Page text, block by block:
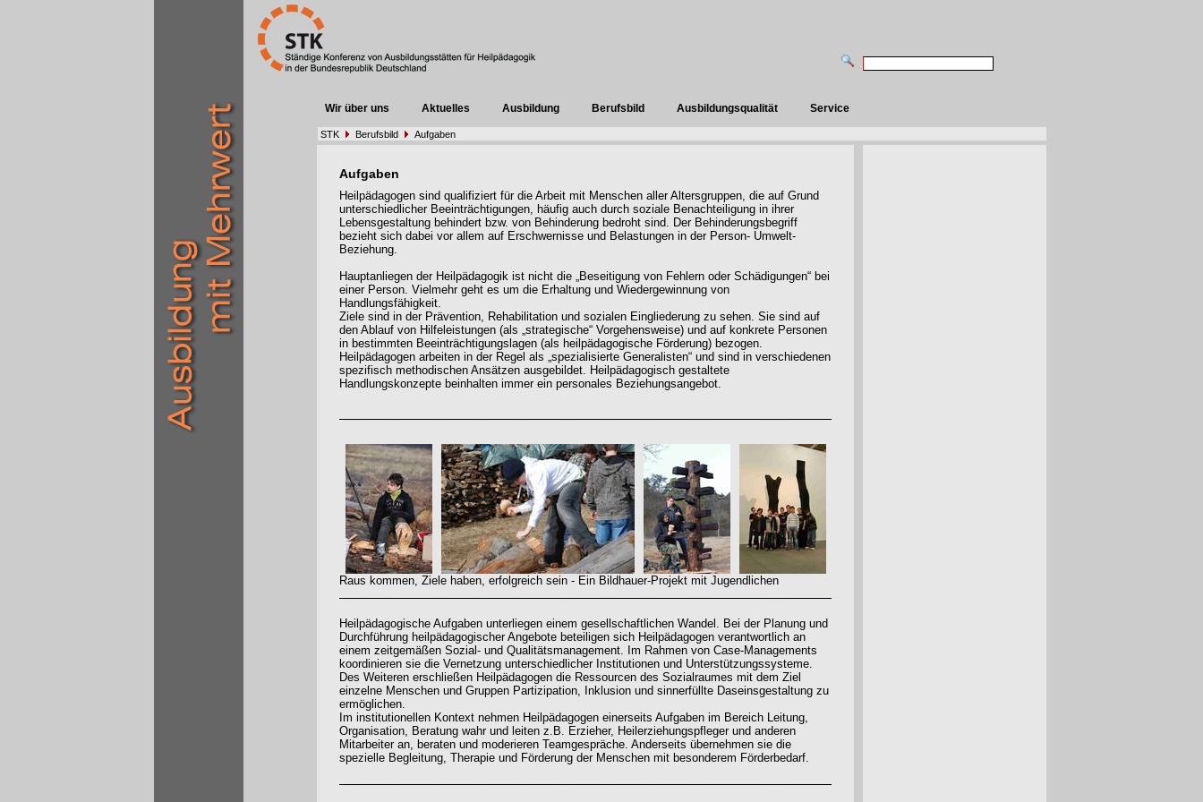
Wir über uns Aktuelles Ausbildung Berufsbild Ausbildungsqualität Service
STK Berufsbild Aufgaben
Aufgaben
Heilpädagogen sind qualifiziert für die Arbeit mit Menschen aller Altersgruppen, die auf Grund
unterschiedlicher Beeinträchtigungen, häufig auch durch soziale Benachteiligung in ihrer
Lebensgestaltung behindert bzw. von Behinderung bedroht sind. Der Behinderungsbegriff
bezieht sich dabei vor allem auf Erschwernisse und Belastungen in der Person- Umwelt-
Beziehung.
Hauptanliegen der Heilpädagogik ist nicht die „Beseitigung von Fehlern oder Schädigungen“ bei
einer Person. Vielmehr geht es um die Erhaltung und Wiedergewinnung von
Handlungsfähigkeit.
Ziele sind in der Prävention, Rehabilitation und sozialen Eingliederung zu sehen. Sie sind auf
den Ablauf von Hilfeleistungen (als „strategische“ Vorgehensweise) und auf konkrete Personen
in bestimmten Beeinträchtigungslagen (als heilpädagogische Förderung) bezogen.
Heilpädagogen arbeiten in der Regel als „spezialisierte Generalisten“ und sind in verschiedenen
spezifisch methodischen Ansätzen ausgebildet. Heilpädagogisch gestaltete
Handlungskonzepte beinhalten immer ein personales Beziehungsangebot.
Raus kommen, Ziele haben, erfolgreich sein - Ein Bildhauer-Projekt mit Jugendlichen
Heilpädagogische Aufgaben unterliegen einem gesellschaftlichen Wandel. Bei der Planung und
Durchführung heilpädagogischer Angebote beteiligen sich Heilpädagogen verantwortlich an
einem zeitgemäßen Sozial- und Qualitätsmanagement. Im Rahmen von Case-Managements
koordinieren sie die Vernetzung unterschiedlicher Institutionen und Unterstützungssysteme.
Des Weiteren erschließen Heilpädagogen die Ressourcen des Sozialraumes mit dem Ziel
einzelne Menschen und Gruppen Partizipation, Inklusion und sinnerfüllte Daseinsgestaltung zu
ermöglichen.
Im institutionellen Kontext nehmen Heilpädagogen einerseits Aufgaben im Bereich Leitung,
Organisation, Beratung wahr und leiten z.B. Erzieher, Heilerziehungspfleger und anderen
Mitarbeiter an, beraten und moderieren Teamgespräche. Anderseits übernehmen sie die
spezielle Begleitung, Therapie und Förderung der Menschen mit besonderem Förderbedarf.